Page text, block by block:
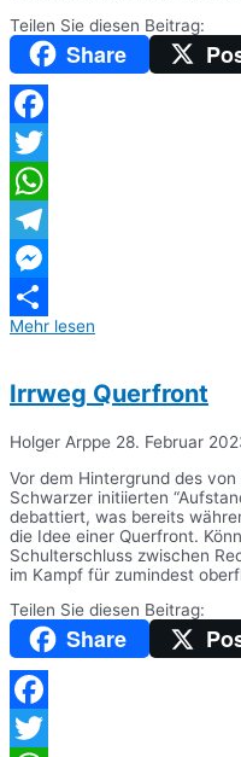
Teilen Sie diesen Beitrag:
Share
Facebook
Twitter
WhatsApp
Telegram
Messenger
Teilen
Mehr lesen
Irrweg Querfront
Holger Arppe 28. Februar
Vor dem Hintergrund des
Schwarzer initiierten
debattiert, was bereits
die Idee einer Querfront.
Schulterschluss zwischen
im Kampf für zumindest
Teilen Sie diesen Beitrag:
Share
Facebook